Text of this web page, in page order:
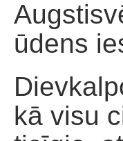
ūdens
kā visu